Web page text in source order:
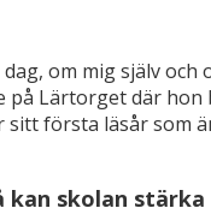
om mig själv
på Lärtorget där
första läsår som
kan skolan